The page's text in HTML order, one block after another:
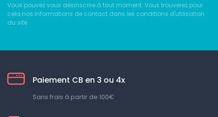
Vous pouvez vous désinscrire à tout moment. Vous trouverez pour
cela nos informations de contact dans les conditions d'utilisation
du site.
Paiement CB en 3 ou 4x
Sans frais à partir de 100€